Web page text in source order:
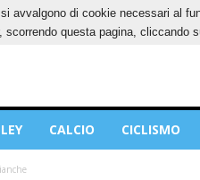
CONTATTI COOKIES PRIVACY
CALCIO CICLISMO
avvalgono di cookie necessari al
scorrendo questa pagina,